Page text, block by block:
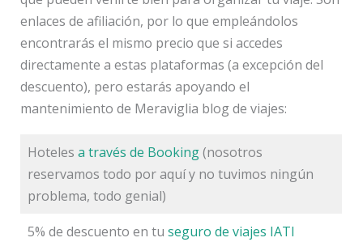
enlaces de afiliación, por lo que empleándolos
encontrarás el mismo precio que si accedes
directamente a estas plataformas (a excepción del
descuento), pero estarás apoyando el
mantenimiento de Meraviglia blog de viajes:
Hoteles a través de Booking(nosotros
reservamos todo por aquí y no tuvimos ningún
problema, todo genial)
5% de descuento en tu seguro de viajes IATI